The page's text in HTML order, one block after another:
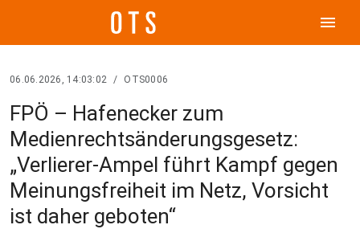
menu
06.06.2026, 14:03:02 / OTS0006
FPÖ – Hafenecker zum
Medienrechtsänderungsgesetz:
„Verlierer-Ampel führt Kampf gegen
Meinungsfreiheit im Netz, Vorsicht
ist daher geboten“